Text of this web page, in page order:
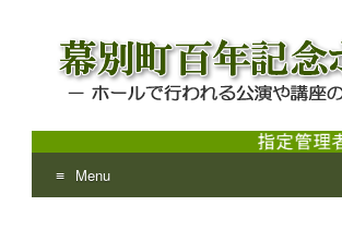
幕別町百年記
ホールで行われる公演や講座のご案内
Menu